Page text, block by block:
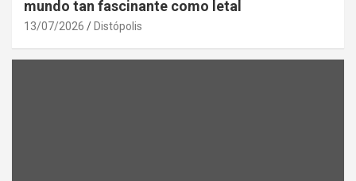
mundo tan fascinante como letal
13/07/2026 Distópolis